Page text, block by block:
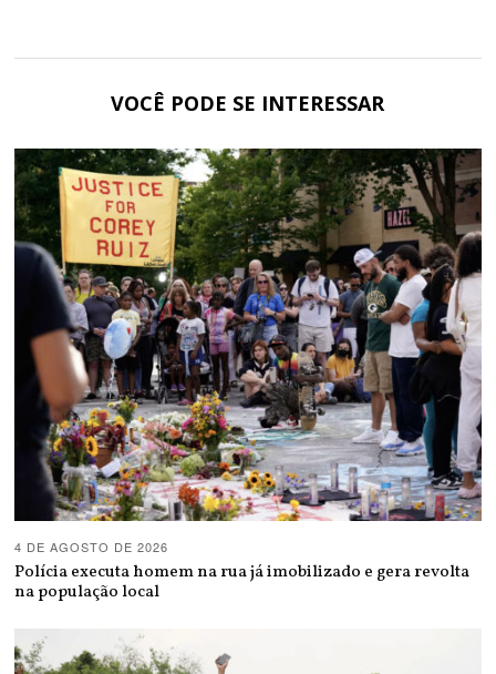
VOCÊ PODE SE INTERESSAR
4 DE AGOSTO DE 2026
Polícia executa homem na rua já imobilizado e gera revolta
na população local